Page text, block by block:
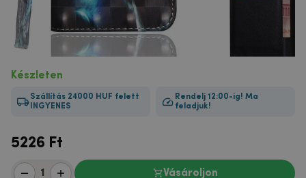
Készleten
Szállítás 24000 HUF felett
INGYENES
Rendelj 12:00-ig! Ma
feladjuk!
5226 Ft
Vásároljon